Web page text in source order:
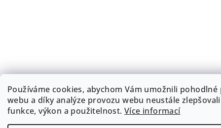
Používáme cookies, abychom Vám umožnili
webu a díky analýze provozu webu neustále
funkce, výkon a použitelnost. Více informací